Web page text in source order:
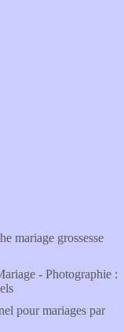
mariage grossesse
- Photographie :
pour mariages par